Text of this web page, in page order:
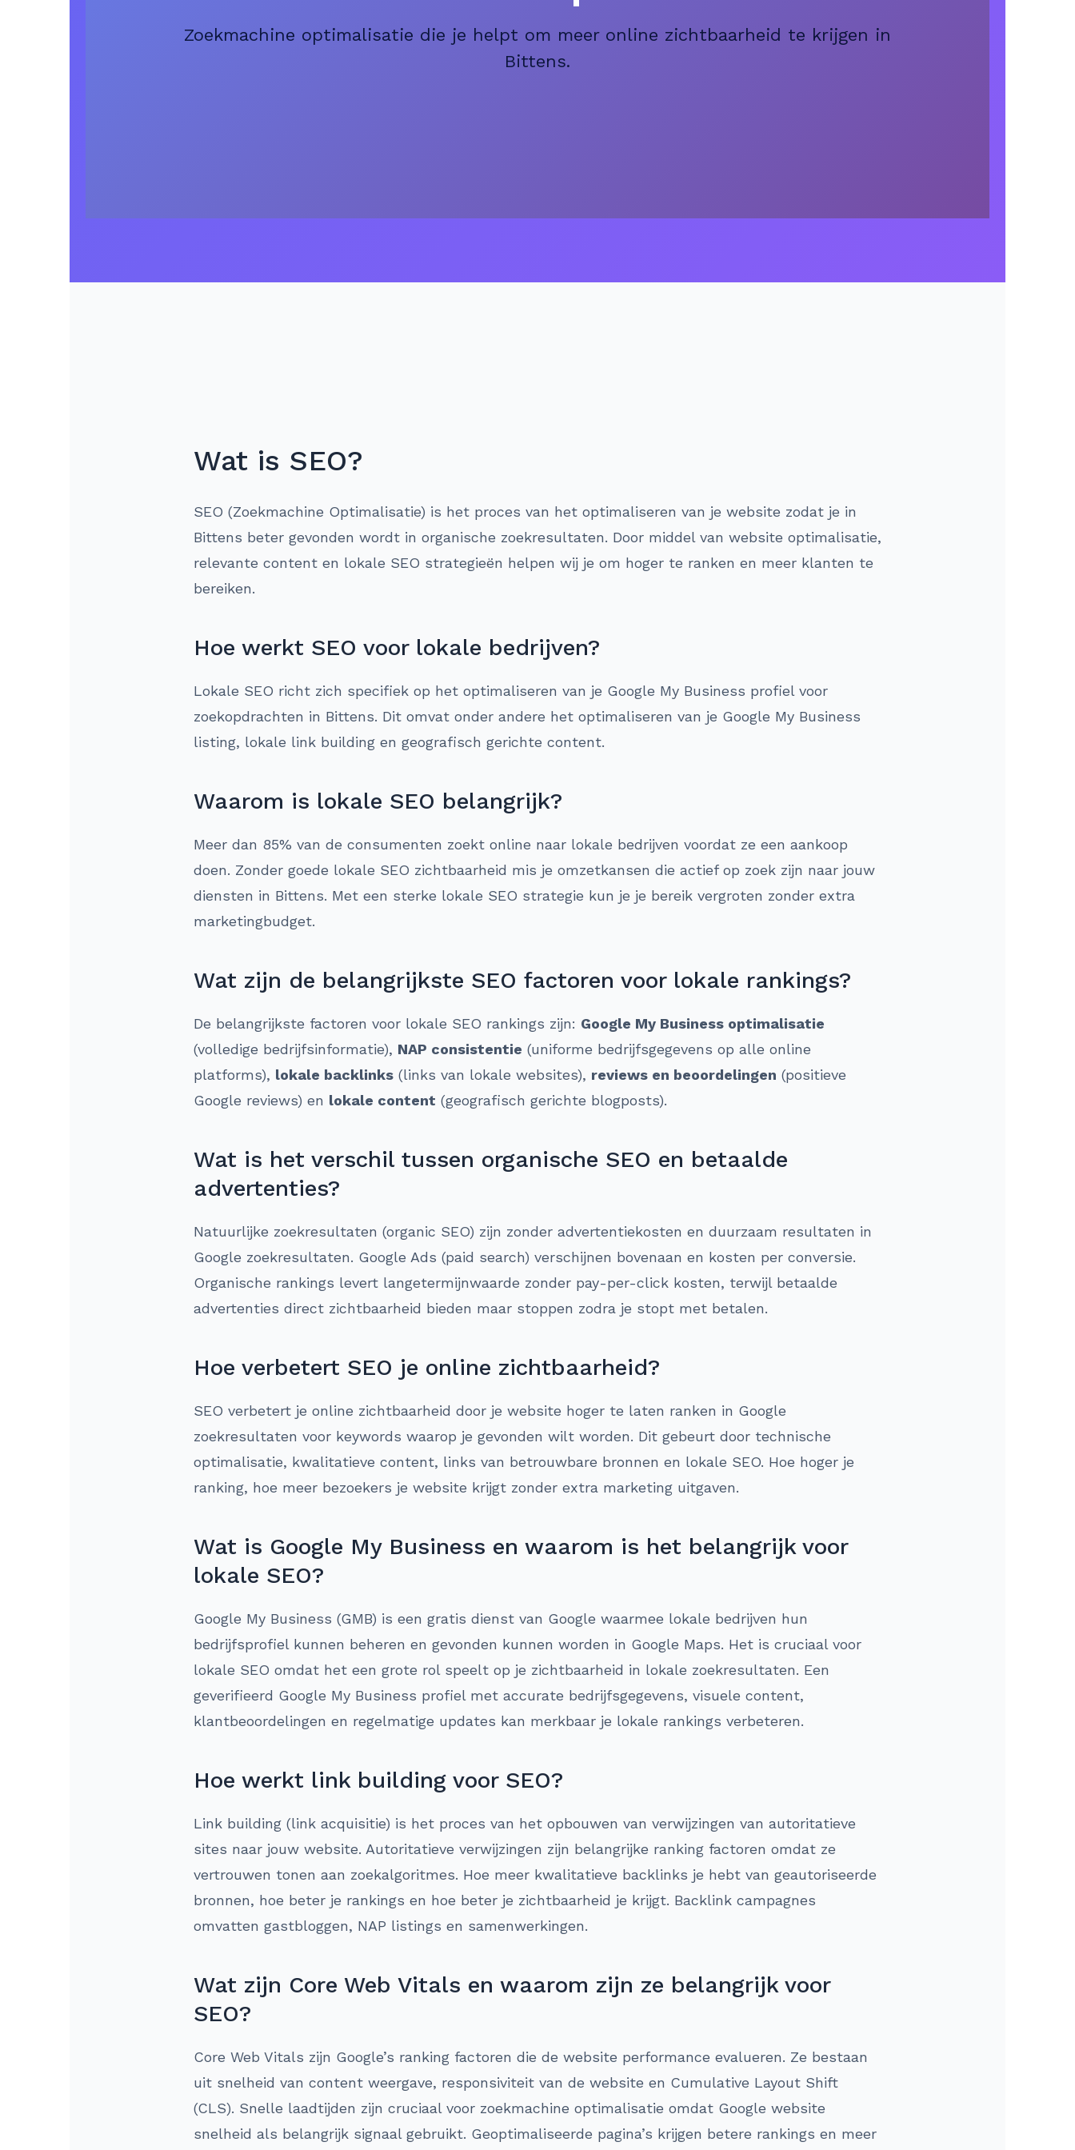
Zoekmachine optimalisatie die je helpt om meer online zichtbaarheid te krijgen in
Bittens.
Wat is SEO?
SEO (Zoekmachine Optimalisatie) is het proces van het optimaliseren van je website zodat je in
Bittens beter gevonden wordt in organische zoekresultaten. Door middel van website optimalisatie,
relevante content en lokale SEO strategieën helpen wij je om hoger te ranken en meer klanten te
bereiken.
Hoe werkt SEO voor lokale bedrijven?
Lokale SEO richt zich specifiek op het optimaliseren van je Google My Business profiel voor
zoekopdrachten in Bittens. Dit omvat onder andere het optimaliseren van je Google My Business
listing, lokale link building en geografisch gerichte content.
Waarom is lokale SEO belangrijk?
Meer dan 85% van de consumenten zoekt online naar lokale bedrijven voordat ze een aankoop
doen. Zonder goede lokale SEO zichtbaarheid mis je omzetkansen die actief op zoek zijn naar jouw
diensten in Bittens. Met een sterke lokale SEO strategie kun je je bereik vergroten zonder extra
marketingbudget.
Wat zijn de belangrijkste SEO factoren voor lokale rankings?
De belangrijkste factoren voor lokale SEO rankings zijn: Google My Business optimalisatie
(volledige bedrijfsinformatie), NAP consistentie (uniforme bedrijfsgegevens op alle online
platforms), lokale backlinks (links van lokale websites), reviews en beoordelingen (positieve
Google reviews) en lokale content (geografisch gerichte blogposts).
Wat is het verschil tussen organische SEO en betaalde
advertenties?
Natuurlijke zoekresultaten (organic SEO) zijn zonder advertentiekosten en duurzaam resultaten in
Google zoekresultaten. Google Ads (paid search) verschijnen bovenaan en kosten per conversie.
Organische rankings levert langetermijnwaarde zonder pay-per-click kosten, terwijl betaalde
advertenties direct zichtbaarheid bieden maar stoppen zodra je stopt met betalen.
Hoe verbetert SEO je online zichtbaarheid?
SEO verbetert je online zichtbaarheid door je website hoger te laten ranken in Google
zoekresultaten voor keywords waarop je gevonden wilt worden. Dit gebeurt door technische
optimalisatie, kwalitatieve content, links van betrouwbare bronnen en lokale SEO. Hoe hoger je
ranking, hoe meer bezoekers je website krijgt zonder extra marketing uitgaven.
Wat is Google My Business en waarom is het belangrijk voor
lokale SEO?
Google My Business (GMB) is een gratis dienst van Google waarmee lokale bedrijven hun
bedrijfsprofiel kunnen beheren en gevonden kunnen worden in Google Maps. Het is cruciaal voor
lokale SEO omdat het een grote rol speelt op je zichtbaarheid in lokale zoekresultaten. Een
geverifieerd Google My Business profiel met accurate bedrijfsgegevens, visuele content,
klantbeoordelingen en regelmatige updates kan merkbaar je lokale rankings verbeteren.
Hoe werkt link building voor SEO?
Link building (link acquisitie) is het proces van het opbouwen van verwijzingen van autoritatieve
sites naar jouw website. Autoritatieve verwijzingen zijn belangrijke ranking factoren omdat ze
vertrouwen tonen aan zoekalgoritmes. Hoe meer kwalitatieve backlinks je hebt van geautoriseerde
bronnen, hoe beter je rankings en hoe beter je zichtbaarheid je krijgt. Backlink campagnes
omvatten gastbloggen, NAP listings en samenwerkingen.
Wat zijn Core Web Vitals en waarom zijn ze belangrijk voor
SEO?
Core Web Vitals zijn Google’s ranking factoren die de website performance evalueren. Ze bestaan
uit snelheid van content weergave, responsiviteit van de website en Cumulative Layout Shift
(CLS). Snelle laadtijden zijn cruciaal voor zoekmachine optimalisatie omdat Google website
snelheid als belangrijk signaal gebruikt. Geoptimaliseerde pagina’s krijgen betere rankings en meer